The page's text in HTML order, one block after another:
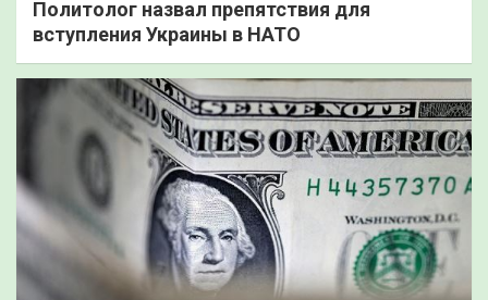
Политолог назвал препятствия для
вступления Украины в НАТО